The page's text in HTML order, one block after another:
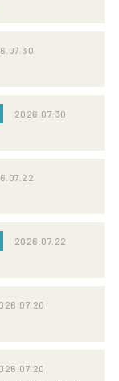
2026.07.30
2026.07.22